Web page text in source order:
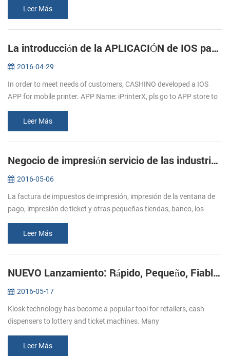
Leer Más
La introducción de la APLICACIÓN de IOS para móviles, impresoras
2016-04-29
In order to meet needs of customers, CASHINO developed a IOS
APP for mobile printer. APP Name: iPrinterX, pls go to APP store to
store. 2.Click ...
Leer Más
Negocio de impresión servicio de las industrias de mayor Alcista de la demanda de impresora de recibos
2016-05-06
La factura de impuestos de impresión, impresión de la ventana de
pago, impresión de ticket y otras pequeñas tiendas, banco, los
Leer Más
NUEVO Lanzamiento: Rápido, Pequeño, Fiable Impresoras de Kiosco KP-220
2016-05-17
Kiosk technology has become a popular tool for retailers, cash
dispensers to lottery and ticket machines. Many
make their customers’ e...
Leer Más